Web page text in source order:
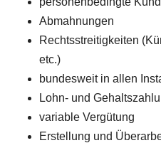
Abmahnungen
Rechtsstreitigkeiten
etc.)
bundesweit in allen
Lohn- und
variable Vergütung
Erstellung und